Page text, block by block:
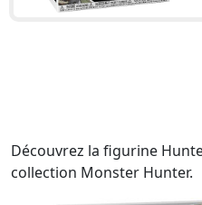
Découvrez la figurine
collection Monster Hunter.